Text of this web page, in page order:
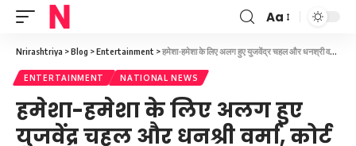
Font
Resizer
Aa
Nrirashtriya >Blog >Entertainment >हमेशा-हमेशा के लिए अलग हुए युजवेंद्र चहल और धनश्री वर्मा, कोर्ट ने तलाक पर लगाई मुहर
ENTERTAINMENT NATIONAL NEWS
हमेशा-हमेशा के लिए अलग हुए
युजवेंद्र चहल और धनश्री वर्मा, कोर्ट